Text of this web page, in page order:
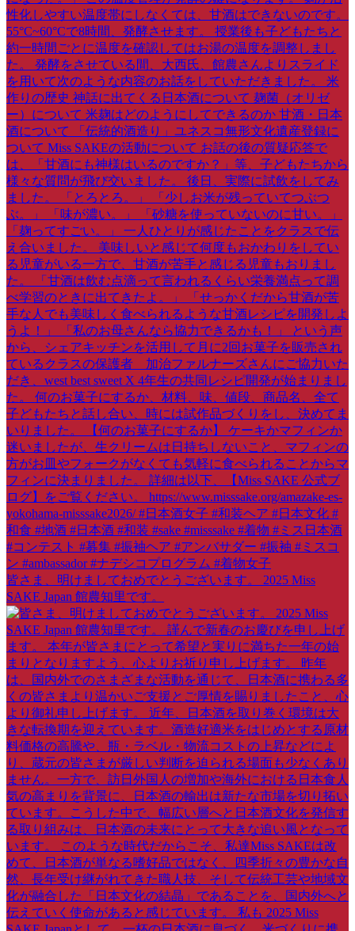
皆さま、明けましておめでとうございます。 2025 Miss
SAKE Japan 館農知里です。